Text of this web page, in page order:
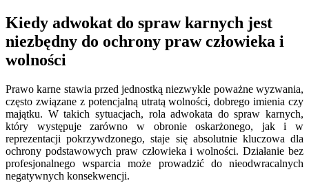
Kiedy adwokat do spraw karnych jest
niezbędny do ochrony praw człowieka i
wolności
Prawo karne stawia przed jednostką niezwykle poważne wyzwania,
często związane z potencjalną utratą wolności, dobrego imienia czy
majątku. W takich sytuacjach, rola adwokata do spraw karnych,
który występuje zarówno w obronie oskarżonego, jak i w
reprezentacji pokrzywdzonego, staje się absolutnie kluczowa dla
ochrony podstawowych praw człowieka i wolności. Działanie bez
profesjonalnego wsparcia może prowadzić do nieodwracalnych
negatywnych konsekwencji.